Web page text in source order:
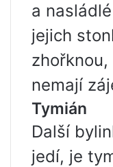
a
jejich
nemají
Tymián
Další
jedí, je